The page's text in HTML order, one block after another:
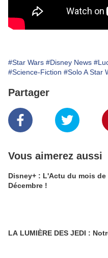
#Star Wars #Disney News
#Science-Fiction #Solo A Star
Partager
Vous aimerez aussi
Disney+ : L'Actu du mois de
Décembre !
LA LUMIÈRE DES JEDI :